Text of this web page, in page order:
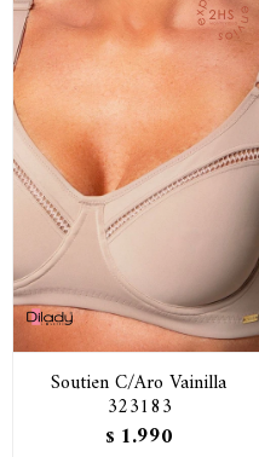
Soutien C/Aro Vainilla
323183
$ 1.990